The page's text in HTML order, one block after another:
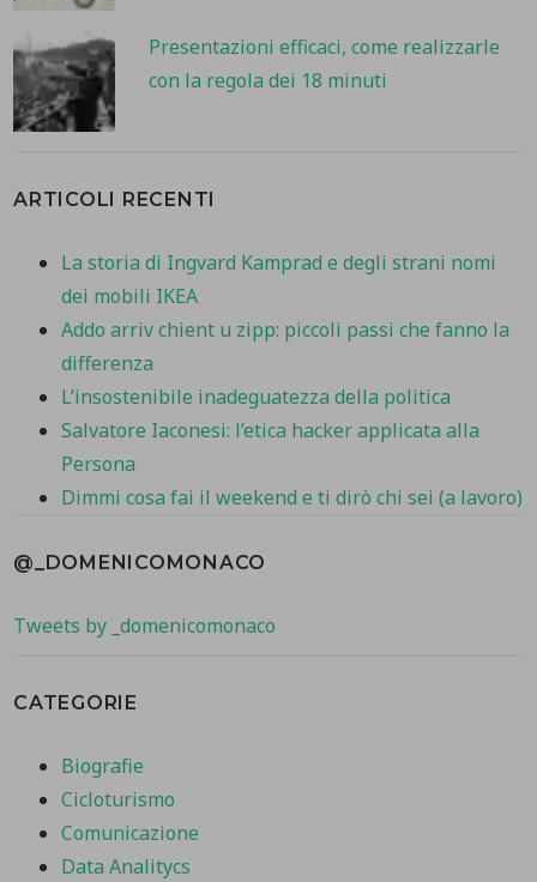
Presentazioni efficaci, come realizzarle
con la regola dei 18 minuti
ARTICOLI RECENTI
La storia di Ingvard Kamprad e degli strani nomi
dei mobili IKEA
Addo arriv chient u zipp: piccoli passi che fanno la
differenza
L’insostenibile inadeguatezza della politica
Salvatore Iaconesi: l’etica hacker applicata alla
Persona
Dimmi cosa fai il weekend e ti dirò chi sei (a lavoro)
@_DOMENICOMONACO
Tweets by _domenicomonaco
CATEGORIE
Biografie
Cicloturismo
Comunicazione
Data Analitycs